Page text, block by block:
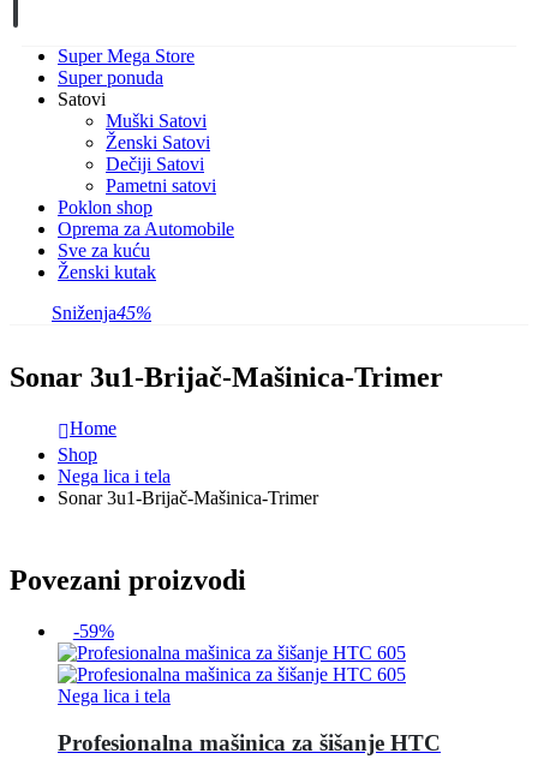
Super Mega Store
Super ponuda
Satovi
Muški Satovi
Ženski Satovi
Dečiji Satovi
Pametni satovi
Poklon shop
Oprema za Automobile
Sve za kuću
Ženski kutak
Sniženja45%
Sonar 3u1-Brijač-Mašinica-Trimer
Home
Shop
Nega lica i tela
Sonar 3u1-Brijač-Mašinica-Trimer
Povezani proizvodi
-59%
Nega lica i tela
Profesionalna mašinica za šišanje HTC